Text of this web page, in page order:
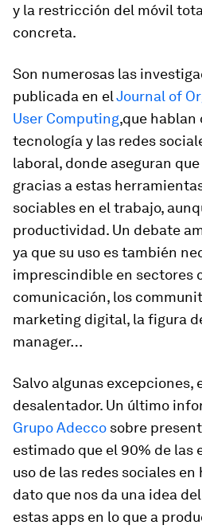
y la restricción del móvil
concreta.
Son numerosas las
publicada en elJournal of
User Computing,que hablan
tecnología y las redes
laboral, donde aseguran
gracias a estas
sociables en el trabajo,
productividad. Un debate
ya que su uso es también
imprescindible en sectores
comunicación, los
marketing digital, la figura
manager…
Salvo algunas excepciones,
desalentador. Un último
Grupo Adecco sobre
estimado que el 90% de las
uso de las redes sociales
dato que nos da una idea
estas apps en lo que a